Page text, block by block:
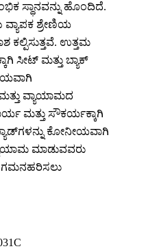
ಸ್ಥಾನವನ್ನು ಹೊಂದಿದೆ.
ಶ್ರೇಣಿಯ
ಕಲ್ಪಿಸುತ್ತವೆ. ಉತ್ತಮ
ಸೀಟ್ ಮತ್ತು ಬ್ಯಾಕ್
ವ್ಯಾಯಾಮದ
ಮತ್ತು ಸೌಕರ್ಯಕ್ಕಾಗಿ
ಕೋನೀಯವಾಗಿ
ಮಾಡುವವರು
ಗಮನಹರಿಸಲು